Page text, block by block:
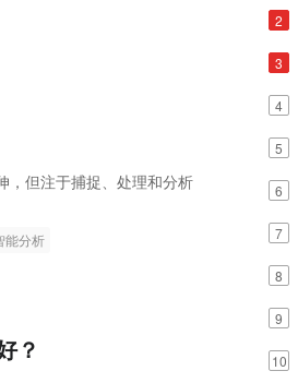
，但注于捕捉、处理和分析
能分析
？
2
3
4
5
6
7
8
9
10